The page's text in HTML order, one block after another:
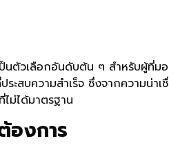
ตัวเลือกอันดับต้น ๆ สำหรับผู้ที่
สบความสำเร็จ ซึ่งจากความน่า
ม่ได้มาตรฐาน
องการ